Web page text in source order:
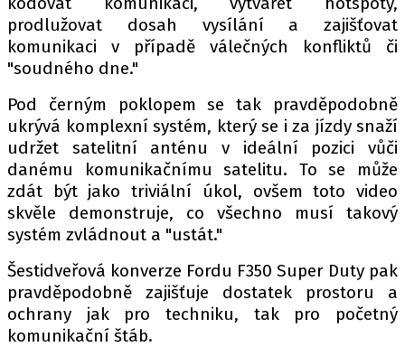
prodlužovat dosah vysílání a zajišťovat
komunikaci v případě válečných konfliktů či
"soudného dne."
Pod černým poklopem se tak pravděpodobně
ukrývá komplexní systém, který se i za jízdy snaží
udržet satelitní anténu v ideální pozici vůči
danému komunikačnímu satelitu. To se může
zdát být jako triviální úkol, ovšem toto video
skvěle demonstruje, co všechno musí takový
systém zvládnout a "ustát."
Šestidveřová konverze Fordu F350 Super Duty pak
pravděpodobně zajišťuje dostatek prostoru a
ochrany jak pro techniku, tak pro početný
komunikační štáb.